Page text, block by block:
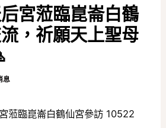
宮蒞臨崑崙白鶴
，祈願天上聖母
息